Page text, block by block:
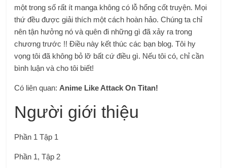
một trong số rất ít manga không có lỗ hổng cốt truyện. Mọi
thứ đều được giải thích một cách hoàn hảo. Chúng ta chỉ
nên tận hưởng nó và quên đi những gì đã xảy ra trong
chương trước !!Điều này kết thúc các bạn blog. Tôi hy
vọng tôi đã không bỏ lỡ bất cứ điều gì. Nếu tôi có, chỉ cần
bình luận và cho tôi biết!
Có liên quan: Anime Like Attack On Titan!
Người giới thiệu
Phần 1 Tập 1
Phần 1, Tập 2